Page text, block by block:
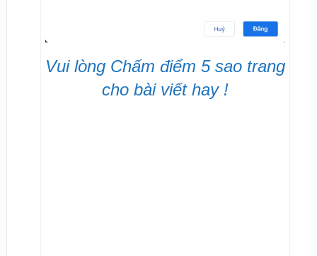
Vui lòng Chấm điểm 5 sao trang
cho bài viết hay !